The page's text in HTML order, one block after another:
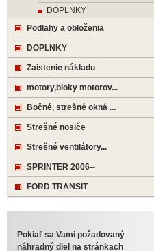
DOPLNKY
Podlahy a obloženia
DOPLNKY
Zaistenie nákladu
motory,bloky motorov...
Bočné, strešné okná ...
Strešné nosiče
Strešné ventilátory...
SPRINTER 2006--
FORD TRANSIT
Pokiaľ sa Vami požadovaný
náhradný diel na stránkach